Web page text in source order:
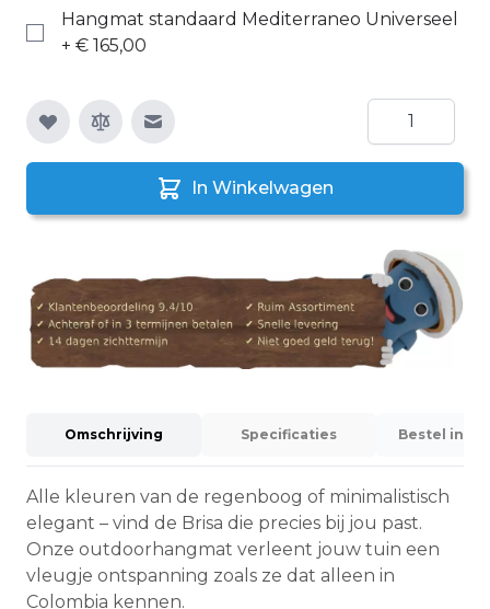
Hangmat standaard Mediterraneo Universeel
+ € 165,00
E-mail naar een vriend
Aantal
In Winkelwagen
Omschrijving Specificaties Bestel
Alle kleuren van de regenboog of minimalistisch
elegant – vind de Brisa die precies bij jou past.
Onze outdoorhangmat verleent jouw tuin een
vleugje ontspanning zoals ze dat alleen in
Colombia kennen.